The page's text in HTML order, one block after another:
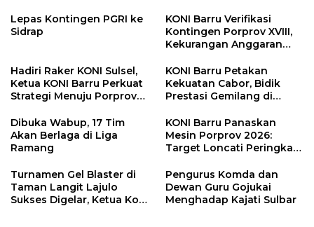
Lepas Kontingen PGRI ke
Sidrap
KONI Barru Verifikasi
Kontingen Porprov XVIII,
Kekurangan Anggaran
Hadiri Raker KONI Sulsel,
Ketua KONI Barru Perkuat
Strategi Menuju Porprov
KONI Barru Petakan
Kekuatan Cabor, Bidik
Prestasi Gemilang di
Dibuka Wabup, 17 Tim
Akan Berlaga di Liga
Ramang
KONI Barru Panaskan
Mesin Porprov 2026:
Target Loncati Peringkat
Turnamen Gel Blaster di
Taman Langit Lajulo
Sukses Digelar, Ketua Koni
Pengurus Komda dan
Dewan Guru Gojukai
Menghadap Kajati Sulbar